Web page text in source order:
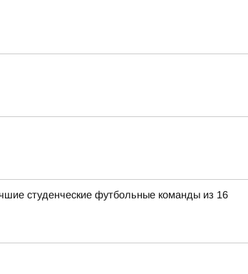
студенческие футбольные команды из 16